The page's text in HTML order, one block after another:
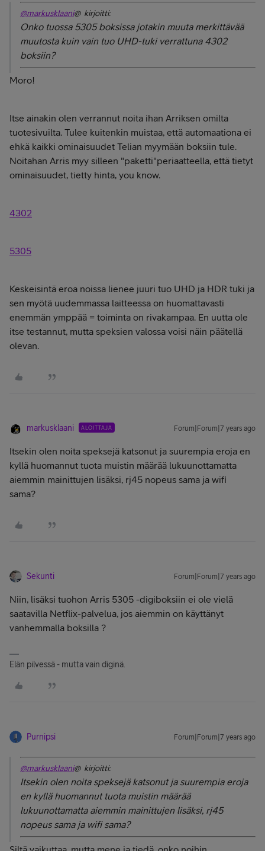
@markusklaani@ kirjoitti:
Onko tuossa 5305 boksissa jotakin muuta merkittävää
muutosta kuin vain tuo UHD-tuki verrattuna 4302
boksiin?
Moro!
Itse ainakin olen verrannut noita ihan Arriksen omilta
tuotesivuilta. Tulee kuitenkin muistaa, että automaationa ei
ehkä kaikki ominaisuudet Telian myymään boksiin tule.
Noitahan Arris myy silleen "paketti"periaatteella, että tietyt
ominaisuudet, tietty hinta, you know.
4302
5305
Keskeisintä eroa noissa lienee juuri tuo UHD ja HDR tuki ja
sen myötä uudemmassa laitteessa on huomattavasti
enemmän ymppää = toiminta on rivakampaa. En uutta ole
itse testannut, mutta speksien valossa voisi näin päätellä
olevan.
markusklaani ALOITTAJA Forum|Forum|7 years ago
Itsekin olen noita speksejä katsonut ja suurempia eroja en
kyllä huomannut tuota muistin määrää lukuunottamatta
aiemmin mainittujen lisäksi, rj45 nopeus sama ja wifi
sama?
Sekunti Forum|Forum|7 years ago
Niin, lisäksi tuohon Arris 5305 -digiboksiin ei ole vielä
saatavilla Netflix-palvelua, jos aiemmin on käyttänyt
vanhemmalla boksilla ?
Elän pilvessä - mutta vain diginä.
Purnipsi Forum|Forum|7 years ago
@markusklaani@ kirjoitti:
Itsekin olen noita speksejä katsonut ja suurempia eroja
en kyllä huomannut tuota muistin määrää
lukuunottamatta aiemmin mainittujen lisäksi, rj45
nopeus sama ja wifi sama?